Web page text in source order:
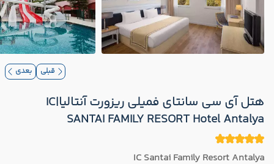
قبلی بعدی
هتل آی سی سانتای فمیلی ریزورت آنتالیا|IC
SANTAI FAMILY RESORT Hotel Antalya
IC Santai Family Resort Antalya